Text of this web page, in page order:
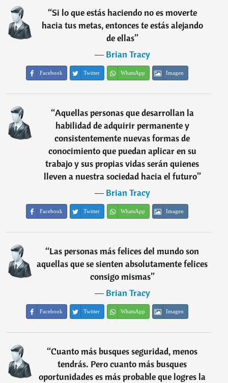
“Si lo que estás haciendo no es moverte
hacia tus metas, entonces te estás alejando
de ellas”
―Brian Tracy
Facebook Twitter WhatsApp Imagen
“Aquellas personas que desarrollan la
habilidad de adquirir permanente y
consistentemente nuevas formas de
conocimiento que puedan aplicar en su
trabajo y sus propias vidas serán quienes
lleven a nuestra sociedad hacia el futuro”
―Brian Tracy
Facebook Twitter WhatsApp Imagen
“Las personas más felices del mundo son
aquellas que se sienten absolutamente felices
consigo mismas”
―Brian Tracy
Facebook Twitter WhatsApp Imagen
“Cuanto más busques seguridad, menos
tendrás. Pero cuanto más busques
oportunidades es más probable que logres la